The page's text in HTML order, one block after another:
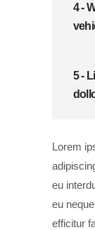
4 -
5 -
Lorem
eu
eu
efficitur